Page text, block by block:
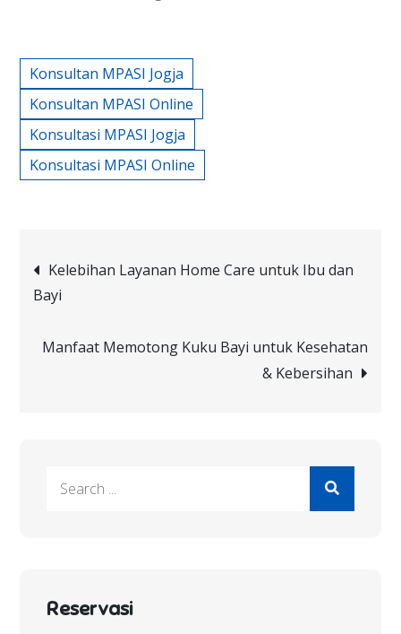
Konsultan MPASI Jogja
Konsultan MPASI Online
Konsultasi MPASI Jogja
Konsultasi MPASI Online
Post
navigation
Kelebihan Layanan Home Care untuk Ibu dan
Bayi
Manfaat Memotong Kuku Bayi untuk Kesehatan
& Kebersihan
Search
Reservasi